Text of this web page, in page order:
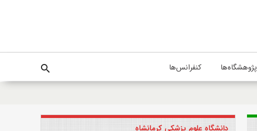
پژوهشگاه‌ها کنفرانس‌ها search
دانشگاه علوم پزشکی کرمانشاه